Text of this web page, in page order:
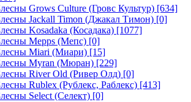
Grows Culture (Гровс Культур) [634]
Jackall Timon (Джакал Тимон) [0]
Kosadaka (Косадака) [1077]
Mepps (Мепс) [0]
Miari (Миари) [15]
Myran (Мюран) [229]
River Old (Ривер Олд) [0]
Rublex (Рублекс, Раблекс) [413]
Select (Селект) [0]